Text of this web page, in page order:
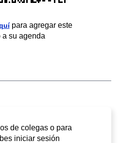
para agregar este
a su agenda
de colegas o para
iniciar sesión